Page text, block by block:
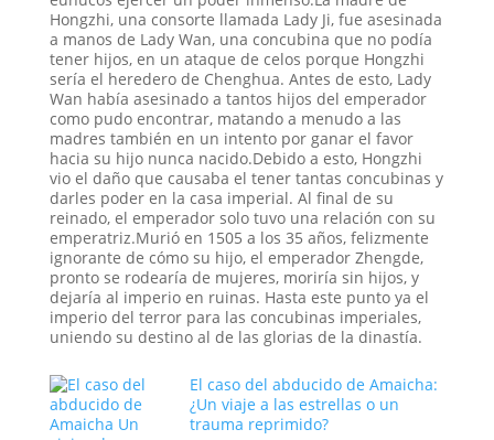
Hongzhi, una consorte llamada Lady Ji, fue asesinada
a manos de Lady Wan, una concubina que no podía
tener hijos, en un ataque de celos porque Hongzhi
sería el heredero de Chenghua. Antes de esto, Lady
Wan había asesinado a tantos hijos del emperador
como pudo encontrar, matando a menudo a las
madres también en un intento por ganar el favor
hacia su hijo nunca nacido.Debido a esto, Hongzhi
vio el daño que causaba el tener tantas concubinas y
darles poder en la casa imperial. Al final de su
reinado, el emperador solo tuvo una relación con su
emperatriz.Murió en 1505 a los 35 años, felizmente
ignorante de cómo su hijo, el emperador Zhengde,
pronto se rodearía de mujeres, moriría sin hijos, y
dejaría al imperio en ruinas. Hasta este punto ya el
imperio del terror para las concubinas imperiales,
uniendo su destino al de las glorias de la dinastía.
El caso del abducido de Amaicha:
¿Un viaje a las estrellas o un
trauma reprimido?